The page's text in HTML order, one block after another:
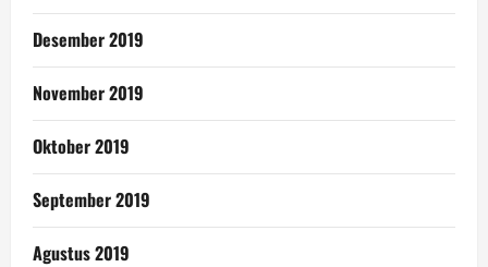
Desember 2019
November 2019
Oktober 2019
September 2019
Agustus 2019